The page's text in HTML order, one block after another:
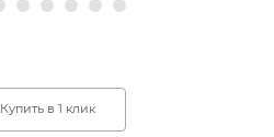
Купить в 1 клик